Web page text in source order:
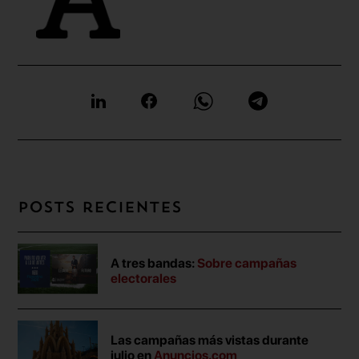
Posts recientes
A tres bandas: Sobre campañas
electorales
Las campañas más vistas durante
julio en Anuncios.com